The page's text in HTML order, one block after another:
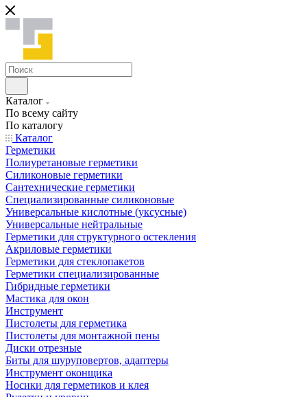
Каталог
По всему сайту
По каталогу
Каталог
Герметики
Полиуретановые герметики
Силиконовые герметики
Сантехнические герметики
Специализированные силиконовые
Универсальные кислотные (уксусные)
Универсальные нейтральные
Герметики для структурного остекления
Акриловые герметики
Герметики для стеклопакетов
Герметики специализированные
Гибридные герметики
Мастика для окон
Инструмент
Пистолеты для герметика
Пистолеты для монтажной пены
Диски отрезные
Биты для шуруповертов, адаптеры
Инструмент оконщика
Носики для герметиков и клея